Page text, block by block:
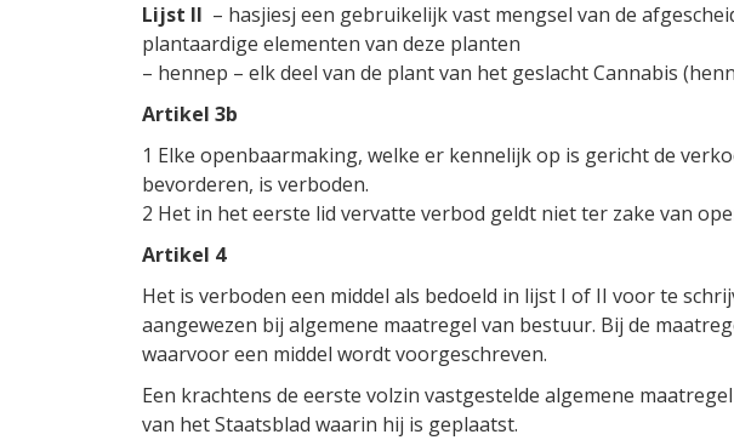
Lijst II – hasjiesj een gebruikelijk vast mengsel van de
plantaardige elementen van deze planten
– hennep – elk deel van de plant van het geslacht Cannabis
Artikel 3b
1 Elke openbaarmaking, welke er kennelijk op is gericht de
bevorderen, is verboden.
2 Het in het eerste lid vervatte verbod geldt niet ter zake van
Artikel 4
Het is verboden een middel als bedoeld in lijst I of II voor te
aangewezen bij algemene maatregel van bestuur. Bij de
waarvoor een middel wordt voorgeschreven.
Een krachtens de eerste volzin vastgestelde algemene
van het Staatsblad waarin hij is geplaatst.